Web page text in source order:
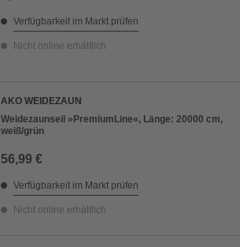
Verfügbarkeit im Markt prüfen
Nicht online erhältlich
AKO WEIDEZAUN
Weidezaunseil »PremiumLine«, Länge: 20000 cm,
weiß/grün
56,99 €
Verfügbarkeit im Markt prüfen
Nicht online erhältlich